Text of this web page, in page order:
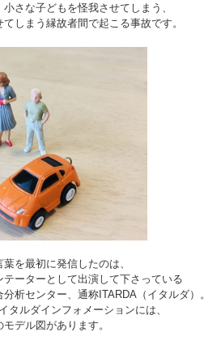
さな子どもを怪我させてしまう、
しまう縁故者間で起こる事故です。
を最初に発信したのは、
ーターとして出演して下さっている
析センター、通称ITARDA（イタルダ）
タルダインフォメーションには、
デル図があります。